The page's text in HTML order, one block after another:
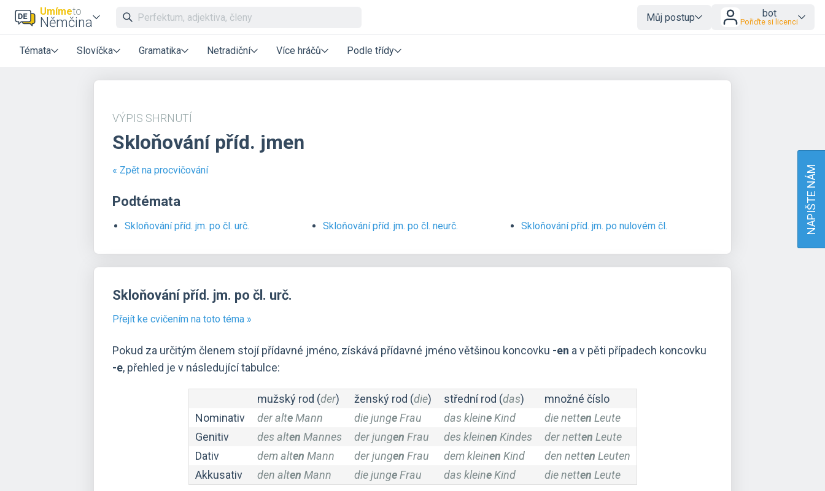
Umímeto
Němčina Můj postup bot
Pořiďte si licenci
Témata Slovíčka Gramatika Netradiční Více hráčů Podle třídy
VÝPIS SHRNUTÍ
Skloňování příd. jmen
« Zpět na procvičování
Podtémata
Skloňování příd. jm. po čl. urč. Skloňování příd. jm. po čl. neurč. Skloňování příd. jm. po nulovém čl.
Skloňování příd. jm. po čl. urč.
Přejít ke cvičením na toto téma »
Pokud za určitým členem stojí přídavné jméno, získává přídavné jméno většinou koncovku -en a v pěti případech koncovku
-e, přehled je v následující tabulce:
mužský rod (der) ženský rod (die) střední rod (das)
množné číslo
Nominativ
der alteMann die jungeFrau das kleineKind die netten Leute
Genitiv
des alten Mannes der jungen Frau des kleinen Kindes der netten Leute
Dativ
dem alten Mann der jungen Frau dem kleinen Kind den netten Leuten
Akkusativ
den alten Mann die jungeFrau das kleineKind die netten Leute
NAPIŠTE NÁM